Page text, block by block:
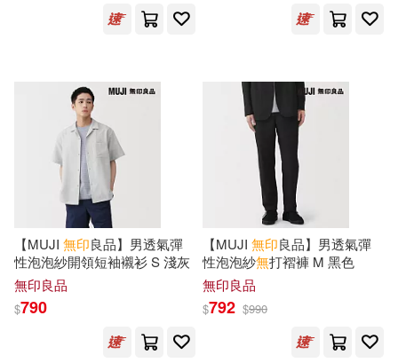
樂友文化編輯部(2)
歐陽竟無(2)
法尊(2)
虛雲(2) 須原浩子(2)
（日）渡邊有子(2)
KADOKAWA(2)
スターツ出版(2) 三悅文化(2)
世界文化社(2)
中國攝影出版社(2)
任性出版(2) 健行(2)
博碩(2) 奇光出版(2)
小角落文化(2) 方言文化(2)
(可複選)
本週上市新品(24)
電子書 (可複選)
適合手機平板閱讀(15)
【MUJI 無印良品】男透氣彈
性泡泡紗開領短袖襯衫 S 淺灰
無印良品
$790
【MUJI 無印良品】男透氣彈
性泡泡紗無打褶褲 M 黑色
無印良品
$792 $990